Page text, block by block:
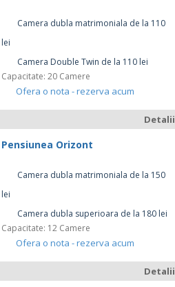
Camera dubla matrimoniala de la 110
lei
Camera Double Twin de la 110 lei
Capacitate: 20 Camere
Ofera o nota - rezerva acum
Detalii
Pensiunea Orizont
Camera dubla matrimoniala de la 150
lei
Camera dubla superioara de la 180 lei
Capacitate: 12 Camere
Ofera o nota - rezerva acum
Detalii